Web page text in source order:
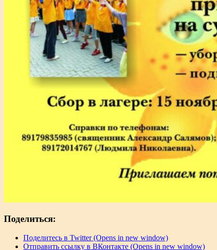
Поделиться:
Поделитесь в Twitter (Opens in new window)
Отправить ссылку в ВКонтакте (Opens in new window)